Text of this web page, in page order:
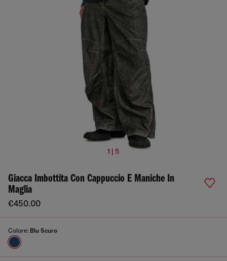
1 | 5
Giacca Imbottita Con Cappuccio E Maniche In
Maglia
€450.00
Colore: Blu Scuro